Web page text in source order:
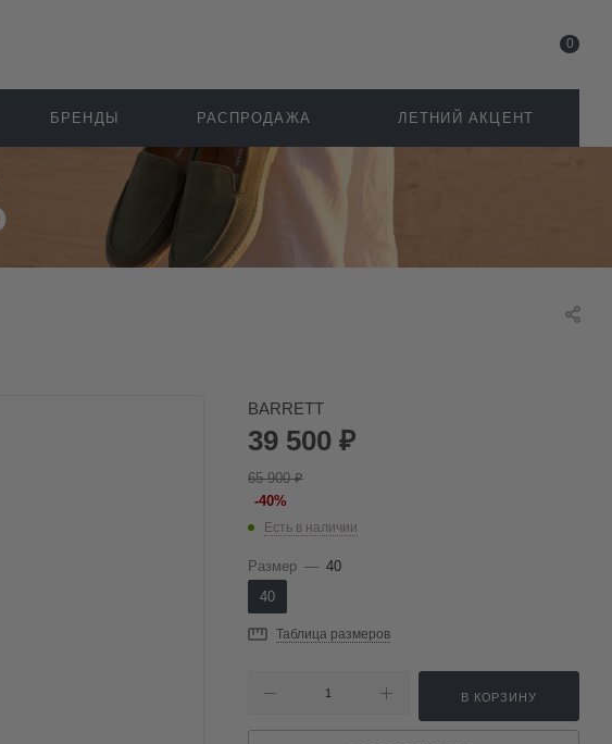
0
БРЕНДЫ РАСПРОДАЖА ЛЕТНИЙ АКЦЕНТ
BARRETT
39 500 ₽
65 900₽
-40%
Есть в наличии
Размер — 40
40
Таблица размеров
В КОРЗИНУ